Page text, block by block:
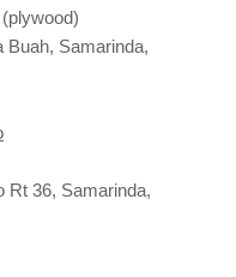
Buah, Samarinda,
Rt 36, Samarinda,